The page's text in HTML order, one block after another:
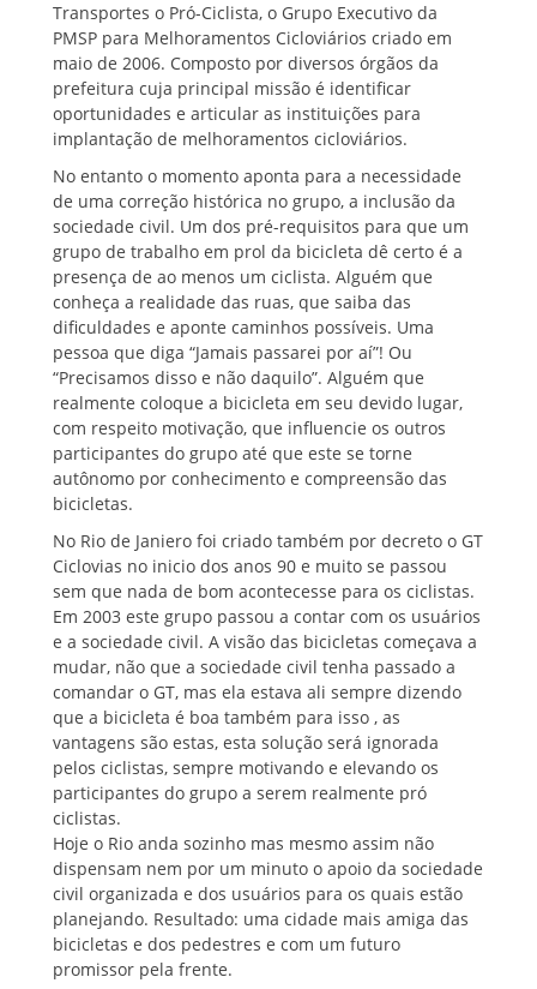
Transportes o Pró-Ciclista, o Grupo Executivo da
PMSP para Melhoramentos Cicloviários criado em
maio de 2006. Composto por diversos órgãos da
prefeitura cuja principal missão é identificar
oportunidades e articular as instituições para
implantação de melhoramentos cicloviários.
No entanto o momento aponta para a necessidade
de uma correção histórica no grupo, a inclusão da
sociedade civil. Um dos pré-requisitos para que um
grupo de trabalho em prol da bicicleta dê certo é a
presença de ao menos um ciclista. Alguém que
conheça a realidade das ruas, que saiba das
dificuldades e aponte caminhos possíveis. Uma
pessoa que diga “Jamais passarei por aí”! Ou
“Precisamos disso e não daquilo”. Alguém que
realmente coloque a bicicleta em seu devido lugar,
com respeito motivação, que influencie os outros
participantes do grupo até que este se torne
autônomo por conhecimento e compreensão das
bicicletas.
No Rio de Janiero foi criado também por decreto o GT
Ciclovias no inicio dos anos 90 e muito se passou
sem que nada de bom acontecesse para os ciclistas.
Em 2003 este grupo passou a contar com os usuários
e a sociedade civil. A visão das bicicletas começava a
mudar, não que a sociedade civil tenha passado a
comandar o GT, mas ela estava ali sempre dizendo
que a bicicleta é boa também para isso , as
vantagens são estas, esta solução será ignorada
pelos ciclistas, sempre motivando e elevando os
participantes do grupo a serem realmente pró
ciclistas.
Hoje o Rio anda sozinho mas mesmo assim não
dispensam nem por um minuto o apoio da sociedade
civil organizada e dos usuários para os quais estão
planejando. Resultado: uma cidade mais amiga das
bicicletas e dos pedestres e com um futuro
promissor pela frente.